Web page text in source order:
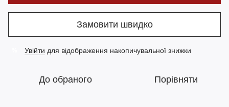
Замовити швидко
Увійти для відображення накопичувальної знижки
До обраного Порівняти